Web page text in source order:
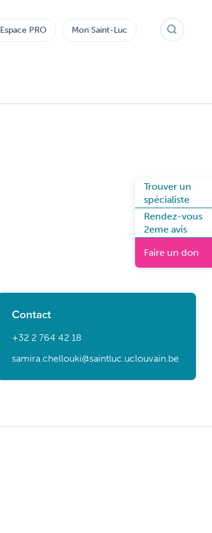
Espace PRO Mon Saint-Luc
Trouver un
spécialiste
Rendez-vous
2eme avis
Faire un don
Contact
+32 2 764 42 18
samira.chellouki@saintluc.uclouvain.be